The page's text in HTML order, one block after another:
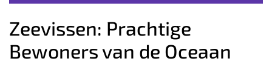
Zeevissen: Prachtige
Bewoners van de Oceaan